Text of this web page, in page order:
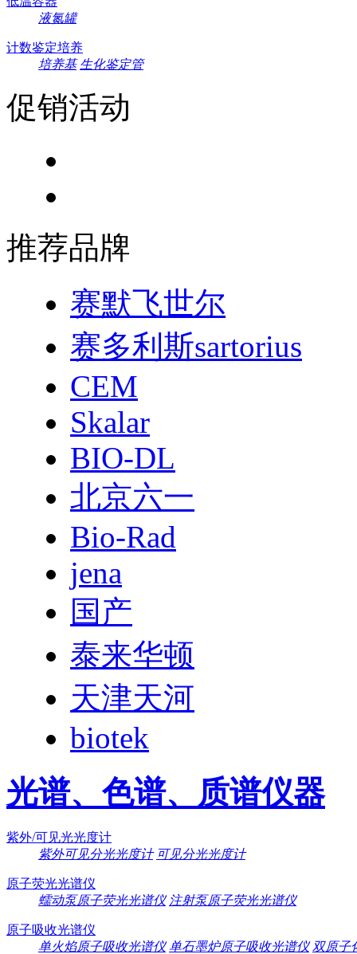
液氮罐
计数鉴定培养
培养基 生化鉴定管
促销活动
推荐品牌
赛默飞世尔
赛多利斯sartorius
CEM
Skalar
BIO-DL
北京六一
Bio-Rad
jena
国产
泰来华顿
天津天河
biotek
光谱、色谱、质谱仪器
紫外/可见光光度计
紫外可见分光光度计 可见分光光度计
原子荧光光谱仪
蠕动泵原子荧光光谱仪 注射泵原子荧光光谱仪
原子吸收光谱仪
单火焰原子吸收光谱仪 单石墨炉原子吸收光谱仪 双原子